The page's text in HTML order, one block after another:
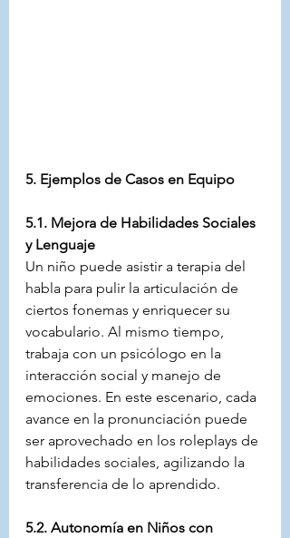
5. Ejemplos de Casos en Equipo
5.1. Mejora de Habilidades Sociales
y Lenguaje
Un niño puede asistir a terapia del
habla para pulir la articulación de
ciertos fonemas y enriquecer su
vocabulario. Al mismo tiempo,
trabaja con un psicólogo en la
interacción social y manejo de
emociones. En este escenario, cada
avance en la pronunciación puede
ser aprovechado en los roleplays de
habilidades sociales, agilizando la
transferencia de lo aprendido.
5.2. Autonomía en Niños con